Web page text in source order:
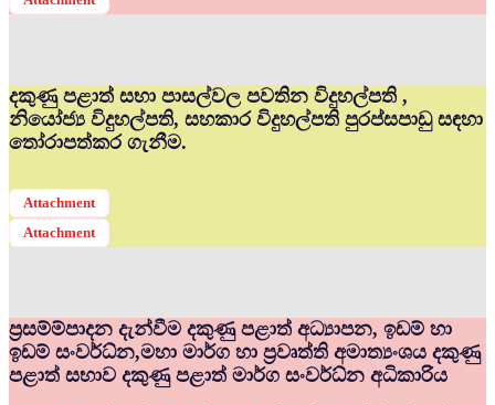
දකුණු පළාත් සභා පාසල්වල පවතින විදුහල්පති ,
නියෝජ්‍ය විදුහල්පති, සහකාර විදුහල්පති පුරප්සපාඩු සඳහා
තෝරාපත්කර ගැනීම.
Attachment
Attachment
ප්‍රසම්ම්පාදන දැන්වීම දකුණු පළාත් අධ්‍යාපන, ඉඩම් හා
ඉඩම් සංවර්ධ්‍න,මහා මාර්ග හා ප්‍රවෘත්ති අමාත්‍යංශය දකුණු
පළාත් සභාව දකුණු පළාත් මාර්ග සංවර්ධ්‍න අධිකාරිය